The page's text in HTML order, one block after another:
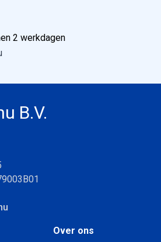
2 werkdagen
B.V.
Over ons